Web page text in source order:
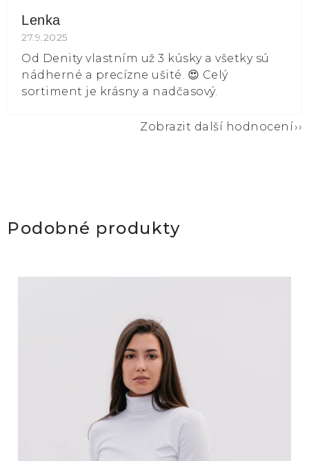
Lenka
Hodnocení obchodu je 5 z 5 hvězdiček.
27.9.2025
Od Denity vlastním už 3 kúsky a všetky sú
nádherné a precízne ušité. 😍 Celý
sortiment je krásny a nadčasový.
Zobrazit další hodnocení
Podobné produkty